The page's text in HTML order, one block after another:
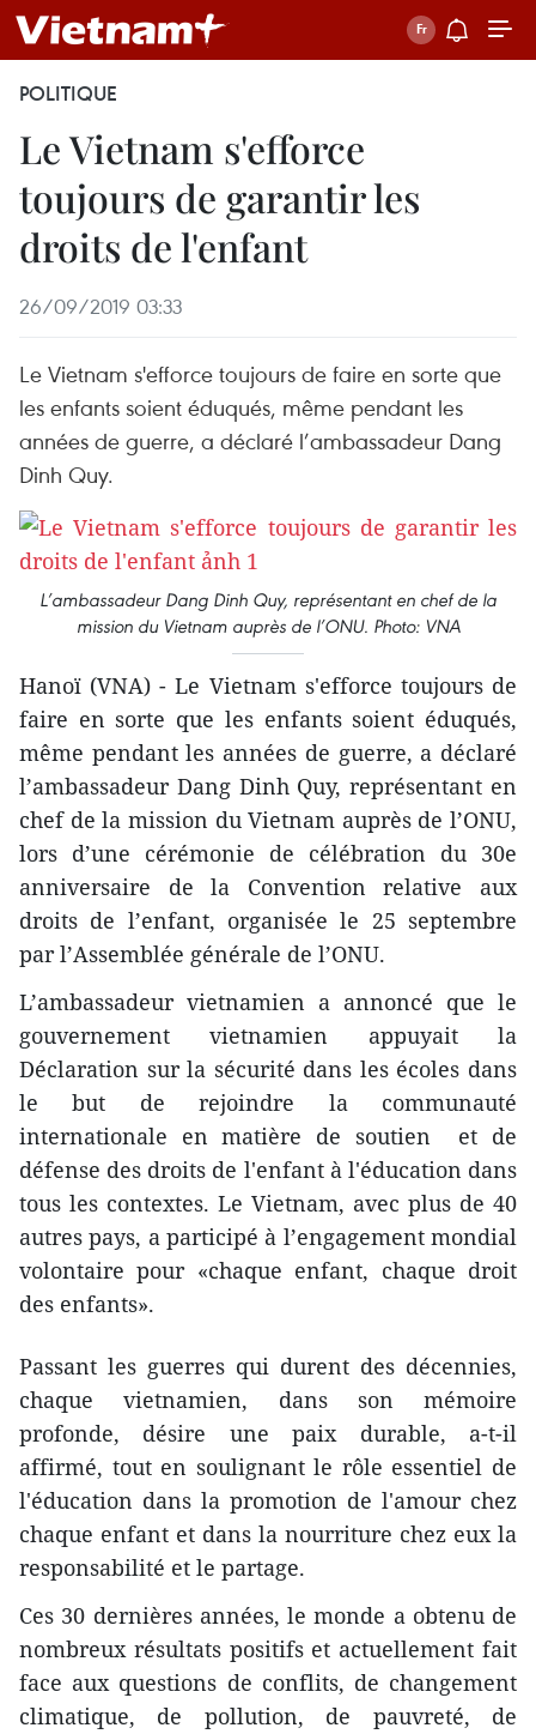
POLITIQUE
Le Vietnam s'efforce
toujours de garantir les
droits de l'enfant
26/09/2019 03:33
Le Vietnam s'efforce toujours de faire en sorte que
les enfants soient éduqués, même pendant les
années de guerre, a déclaré l’ambassadeur Dang
Dinh Quy.
L’ambassadeur Dang Dinh Quy, représentant en chef de la
mission du Vietnam auprès de l’ONU. Photo: VNA
Hanoï (VNA) - Le Vietnam s'efforce toujours de
faire en sorte que les enfants soient éduqués,
même pendant les années de guerre, a déclaré
l’ambassadeur Dang Dinh Quy, représentant en
chef de la mission du Vietnam auprès de l’ONU,
lors d’une cérémonie de célébration du 30e
anniversaire de la Convention relative aux
droits de l’enfant, organisée le 25 septembre
par l’Assemblée générale de l’ONU.
L’ambassadeur vietnamien a annoncé que le
gouvernement vietnamien appuyait la
Déclaration sur la sécurité dans les écoles dans
le but de rejoindre la communauté
internationale en matière de soutien et de
défense des droits de l'enfant à l'éducation dans
tous les contextes. Le Vietnam, avec plus de 40
autres pays, a participé à l’engagement mondial
volontaire pour «chaque enfant, chaque droit
des enfants».
Passant les guerres qui durent des décennies,
chaque vietnamien, dans son mémoire
profonde, désire une paix durable, a-t-il
affirmé, tout en soulignant le rôle essentiel de
l'éducation dans la promotion de l'amour chez
chaque enfant et dans la nourriture chez eux la
responsabilité et le partage.
Ces 30 dernières années, le monde a obtenu de
nombreux résultats positifs et actuellement fait
face aux questions de conflits, de changement
climatique, de pollution, de pauvreté, de